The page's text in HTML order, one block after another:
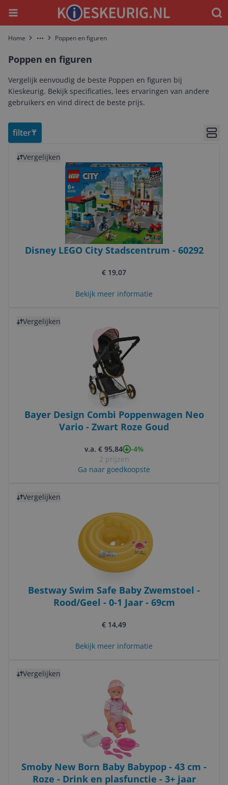
Menu
Home More Poppen en figuren
Poppen en figuren
Vergelijk eenvoudig de beste Poppen en figuren bij
Kieskeurig. Bekijk specificaties, lees ervaringen van andere
gebruikers en vind direct de beste prijs.
filter
Vergelijken
Disney LEGO City Stadscentrum - 60292
€ 19,07
Bekijk meer informatie
Vergelijken
Bayer Design Combi Poppenwagen Neo
Vario - Zwart Roze Goud
v.a. € 95,84
-4%
2 prijzen
Ga naar goedkoopste
Vergelijken
Bestway Swim Safe Baby Zwemstoel -
Rood/Geel - 0-1 Jaar - 69cm
€ 14,49
Bekijk meer informatie
Vergelijken
Smoby New Born Baby Babypop - 43 cm -
Roze - Drink en plasfunctie - 3+ jaar